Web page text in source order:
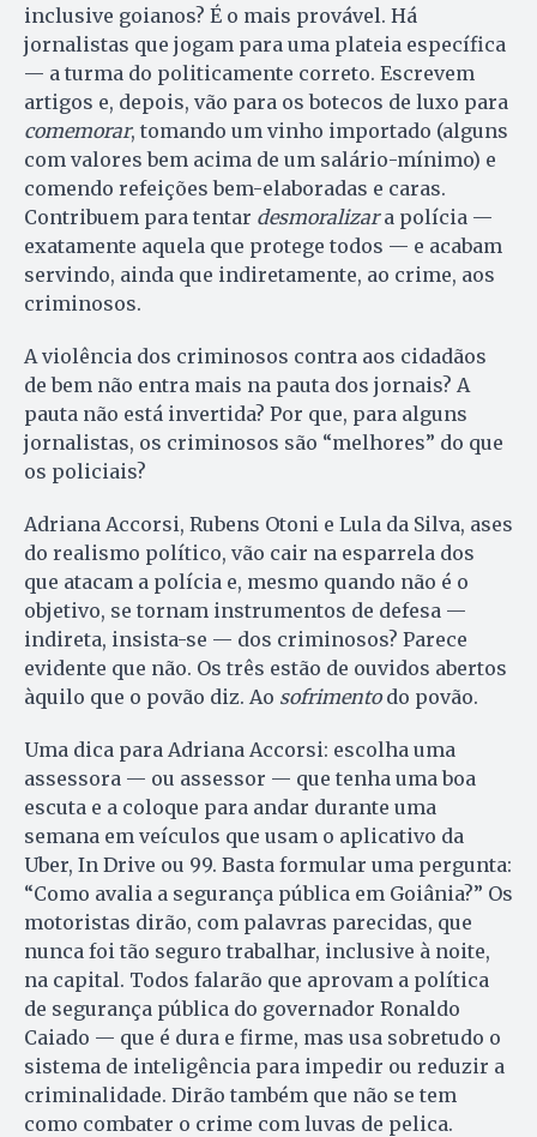
inclusive goianos? É o mais provável. Há
jornalistas que jogam para uma plateia específica
— a turma do politicamente correto. Escrevem
artigos e, depois, vão para os botecos de luxo para
comemorar, tomando um vinho importado (alguns
com valores bem acima de um salário-mínimo) e
comendo refeições bem-elaboradas e caras.
Contribuem para tentar desmoralizara polícia —
exatamente aquela que protege todos — e acabam
servindo, ainda que indiretamente, ao crime, aos
criminosos.
A violência dos criminosos contra aos cidadãos
de bem não entra mais na pauta dos jornais? A
pauta não está invertida? Por que, para alguns
jornalistas, os criminosos são “melhores” do que
os policiais?
Adriana Accorsi, Rubens Otoni e Lula da Silva, ases
do realismo político, vão cair na esparrela dos
que atacam a polícia e, mesmo quando não é o
objetivo, se tornam instrumentos de defesa —
indireta, insista-se — dos criminosos? Parece
evidente que não. Os três estão de ouvidos abertos
àquilo que o povão diz. Ao sofrimentodo povão.
Uma dica para Adriana Accorsi: escolha uma
assessora — ou assessor — que tenha uma boa
escuta e a coloque para andar durante uma
semana em veículos que usam o aplicativo da
Uber, In Drive ou 99. Basta formular uma pergunta:
“Como avalia a segurança pública em Goiânia?” Os
motoristas dirão, com palavras parecidas, que
nunca foi tão seguro trabalhar, inclusive à noite,
na capital. Todos falarão que aprovam a política
de segurança pública do governador Ronaldo
Caiado — que é dura e firme, mas usa sobretudo o
sistema de inteligência para impedir ou reduzir a
criminalidade. Dirão também que não se tem
como combater o crime com luvas de pelica.